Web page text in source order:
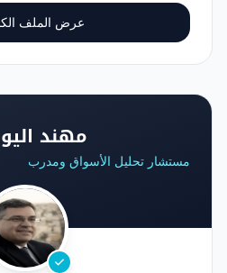
عرض الملف
مهند
مستشار تحليل الأسواق ومدرب